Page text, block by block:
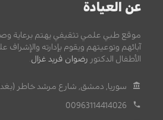
عن العيادة
موقع طبي علمي تثقيفي يهتم برعاية
آبائهم وتوعيتهم ويقوم بإدارته
الأطفال الدكتور رضوان فريد غزال.
سوريا, دمشق, شارع مرشد خاطر
00963114414026